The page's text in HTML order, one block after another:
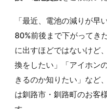
「最近、電池の減りが早
80%前後まで下がってき
に出すほどではないけど
換をしたい」「アイホン
きるのか知りたい」など
は釧路市・釧路町のお客